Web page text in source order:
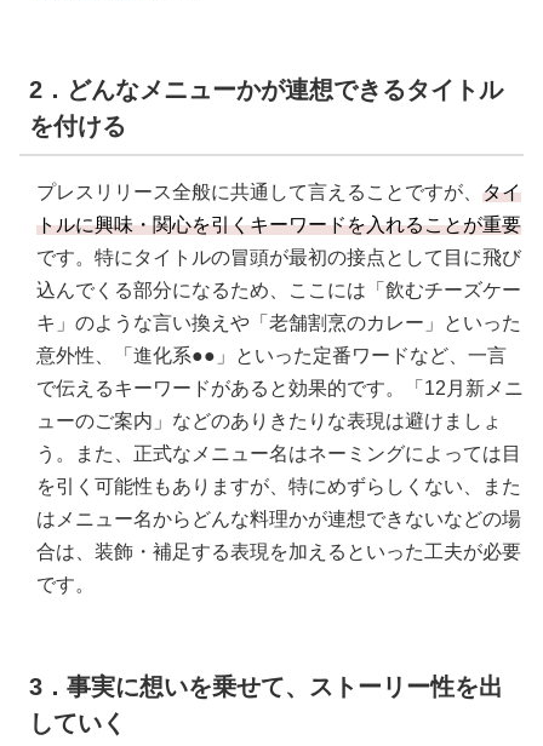
2．どんなメニューかが連想できるタイトル
を付ける
プレスリリース全般に共通して言えることですが、 タイ
トルに興味・関心を引くキーワードを入れることが重要
です。特にタイトルの冒頭が最初の接点として目に飛び
込んでくる部分になるため、ここには「飲むチーズケー
キ」のような言い換えや「老舗割烹のカレー」といった
意外性、「進化系●●」といった定番ワードなど、一言
で伝えるキーワードがあると効果的です。「12月新メニ
ューのご案内」などのありきたりな表現は避けましょ
う。また、正式なメニュー名はネーミングによっては目
を引く可能性もありますが、特にめずらしくない、また
はメニュー名からどんな料理かが連想できないなどの場
合は、装飾・補足する表現を加えるといった工夫が必要
です。
3．事実に想いを乗せて、ストーリー性を出
していく